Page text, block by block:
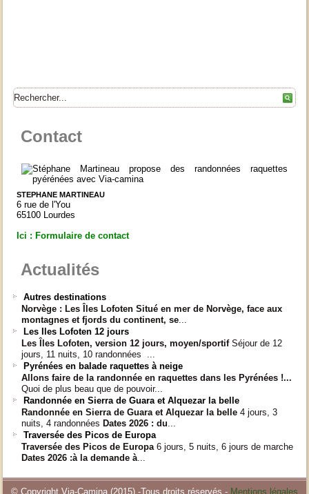
Contact
STEPHANE MARTINEAU
6 rue de l'You
65100 Lourdes
Ici : Formulaire de contact
Actualités
Autres destinations
Norvège : Les Îles Lofoten Situé en mer de Norvège, face aux
montagnes et fjords du continent, se...
Les Iles Lofoten 12 jours
Les Îles Lofoten, version 12 jours, moyen/sportifSéjour de 12
jours, 11 nuits, 10 randonnées ...
Pyrénées en balade raquettes à neige
Allons faire de la randonnée en raquettes dans les Pyrénées !...
Quoi de plus beau que de pouvoir...
Randonnée en Sierra de Guara et Alquezar la belle
Randonnée en Sierra de Guara et Alquezar la belle 4 jours, 3
nuits, 4 randonnées Dates 2026 :du...
Traversée des Picos de Europa
Traversée des Picos de Europa6 jours, 5 nuits, 6 jours de marche
Dates 2026 :à la demande à...
© Copyright Via-Camina (2015) -Tous droits réservés - Mentions légales